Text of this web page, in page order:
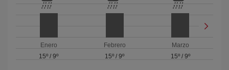
Enero
15º /9º
Febrero
15º / 9º
Marzo
15º/ 9º